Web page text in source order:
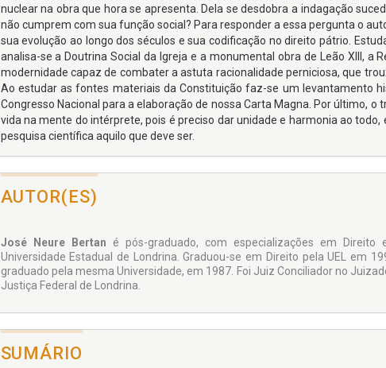
nuclear na obra que hora se apresenta. Dela se desdobra a indagação
não cumprem com sua função social? Para responder a essa pergunta o
sua evolução ao longo dos séculos e sua codificação no direito pátrio.
analisa-se a Doutrina Social da Igreja e a monumental obra de Leão XIII, a
modernidade capaz de combater a astuta racionalidade perniciosa, que
Ao estudar as fontes materiais da Constituição faz-se um levantamento
Congresso Nacional para a elaboração de nossa Carta Magna. Por último,
vida na mente do intérprete, pois é preciso dar unidade e harmonia ao
pesquisa científica aquilo que deve ser.
AUTOR(ES)
José Neure Bertan é pós-graduado, com especializações em
Universidade Estadual de Londrina. Graduou-se em Direito pela UEL em
graduado pela mesma Universidade, em 1987. Foi Juiz Conciliador no
Justiça Federal de Londrina.
SUMÁRIO